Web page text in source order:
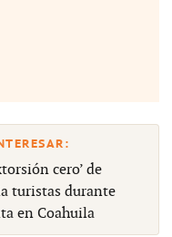
cero’ de
turistas durante
en Coahuila